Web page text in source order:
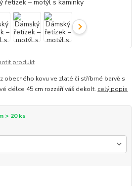
produkt
obecného kovu ve zlaté či stříbrné barvě s
délce 45 cm rozzáří váš dekolt. celý popis
> 20 ks